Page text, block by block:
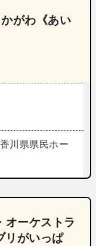
がわ《あい
川県県民ホー
ーケストラ
リがいっぱ